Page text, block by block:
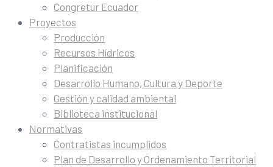
Congretur Ecuador
Proyectos
Producción
Recursos Hídricos
Planificación
Desarrollo Humano, Cultura y Deporte
Gestión y calidad ambiental
Biblioteca institucional
Normativas
Contratistas incumplidos
Plan de Desarrollo y Ordenamiento Territorial